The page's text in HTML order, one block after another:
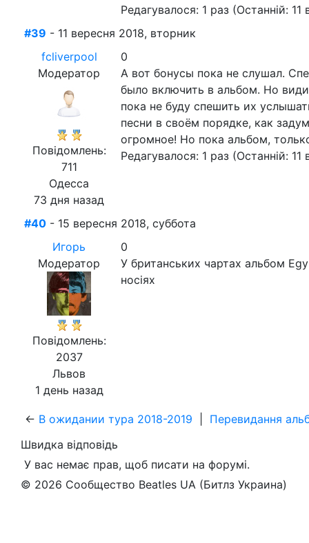
Редагувалося: 1 раз (Останній:
#39 - 11 вересня 2018, вторник
fcliverpool
Модератор
Повідомлень:
711
Одесса
73 дня назад
0
А вот бонусы пока не слушал.
было включить в альбом. Но
пока не буду спешить их
песни в своём порядке, как
огромное! Но пока альбом,
Редагувалося: 1 раз (Останній:
#40 - 15 вересня 2018, суббота
Игорь
Модератор
Повідомлень:
2037
Львов
1 день назад
0
У британських чартах альбом
носіях
← В ожидании тура 2018-2019
Перевидання
Швидка відповідь
У вас немає прав, щоб писати на форумі.
© 2026 Сообщество Beatles UA (Битлз Украина)